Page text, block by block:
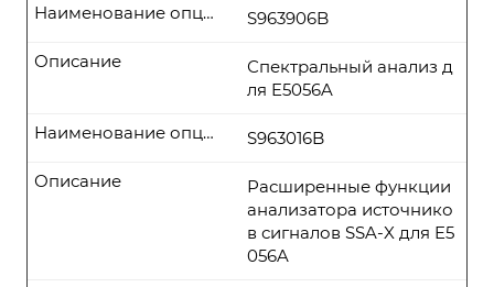
S963906B
Наименование опции
Спектральный анализ д
ля E5056A
Описание
S963016B
Наименование опции
Расширенные функции
анализатора источнико
в сигналов SSA-X для E5
056A
Описание